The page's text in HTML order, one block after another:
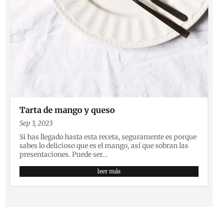
Tarta de mango y queso
Sep 3, 2023
Si has llegado hasta esta receta, seguramente es porque
sabes lo delicioso que es el mango, así que sobran las
presentaciones. Puede ser...
leer más